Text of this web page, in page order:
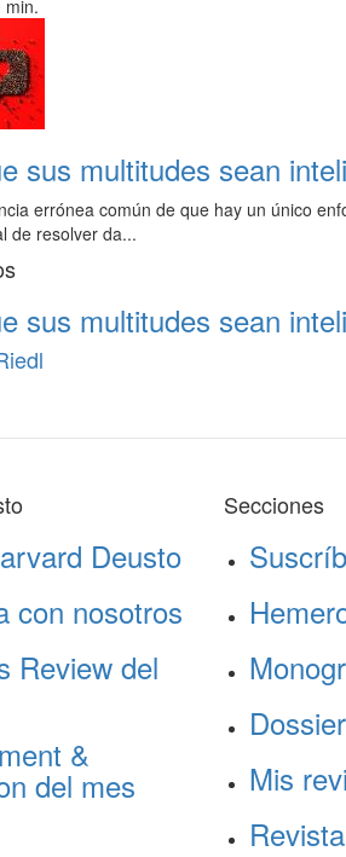
min.
sus multitudes sean
errónea común de que hay un único
de resolver da...
sus multitudes sean
Deusto
con nosotros
Review del
&
del mes
Secciones
Mis